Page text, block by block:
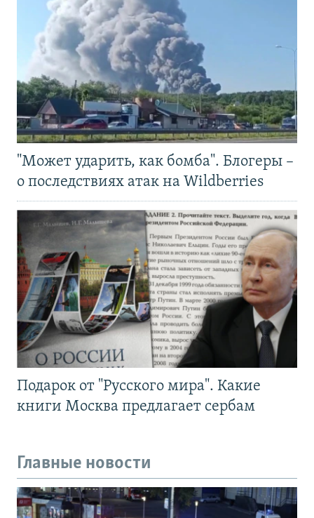
"Может ударить, как бомба". Блогеры –
о последствиях атак на Wildberries
Подарок от "Русского мира". Какие
книги Москва предлагает сербам
Главные новости